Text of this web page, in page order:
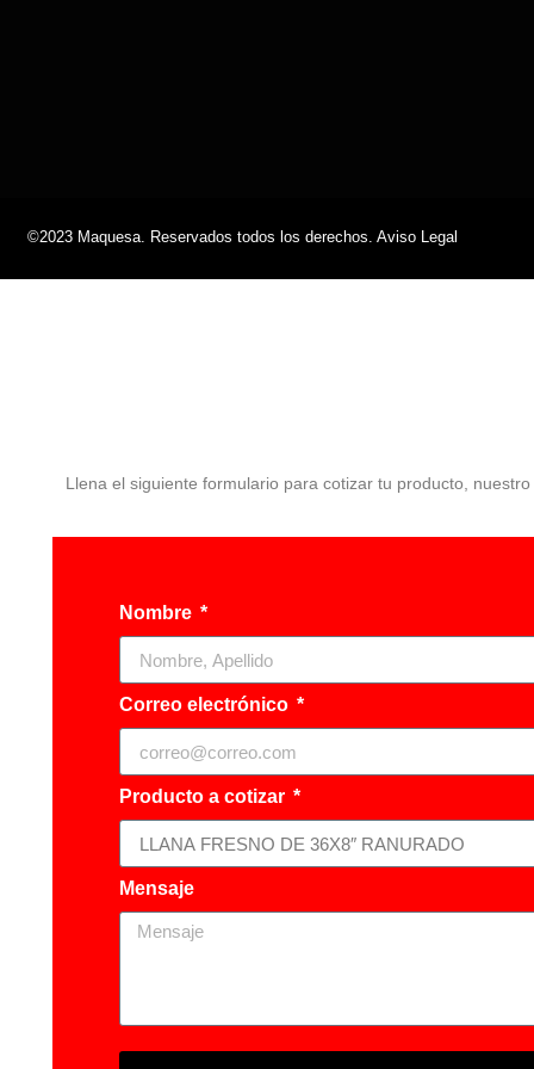
©2023 Maquesa. Reservados todos los derechos. Aviso Legal
Llena el siguiente formulario para cotizar tu producto,
Nombre
Correo electrónico
Producto a cotizar
Mensaje